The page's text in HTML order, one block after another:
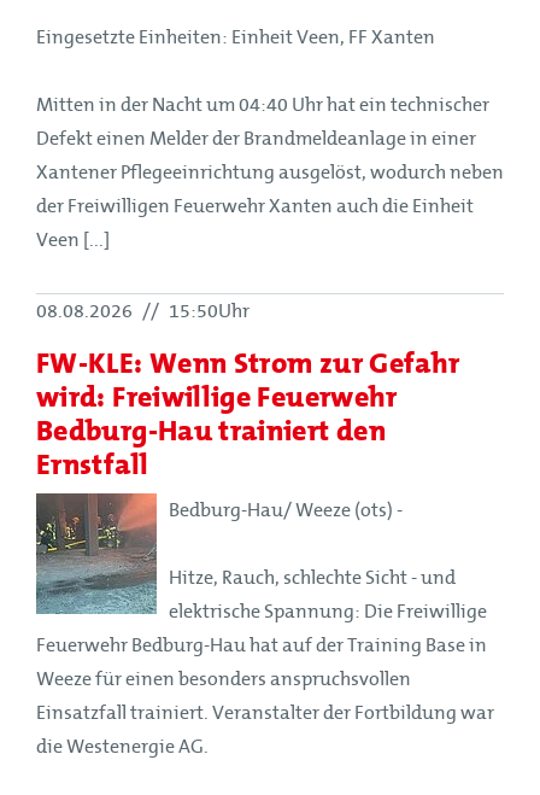
Eingesetzte Einheiten: Einheit Veen, FF Xanten
Mitten in der Nacht um 04:40 Uhr hat ein technischer
Defekt einen Melder der Brandmeldeanlage in einer
Xantener Pflegeeinrichtung ausgelöst, wodurch neben
der Freiwilligen Feuerwehr Xanten auch die Einheit
Veen [...]
08.08.2026 // 15:50Uhr
FW-KLE: Wenn Strom zur Gefahr
wird: Freiwillige Feuerwehr
Bedburg-Hau trainiert den
Ernstfall
Bedburg-Hau/ Weeze (ots) -
Hitze, Rauch, schlechte Sicht - und
elektrische Spannung: Die Freiwillige
Feuerwehr Bedburg-Hau hat auf der Training Base in
Weeze für einen besonders anspruchsvollen
Einsatzfall trainiert. Veranstalter der Fortbildung war
die Westenergie AG.